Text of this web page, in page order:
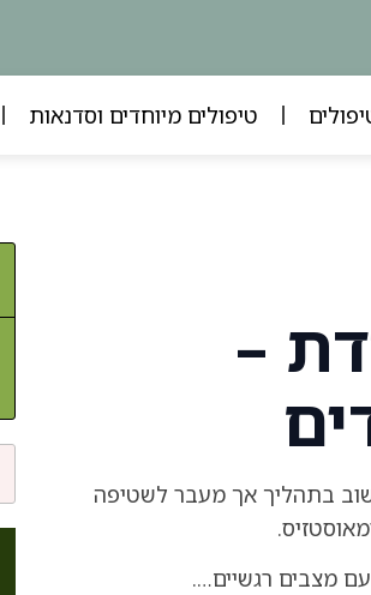
טיפולים מיוחדים וסדנאות
–
בתהליך אך מעבר לשטיפה
מצבים רגשיים….